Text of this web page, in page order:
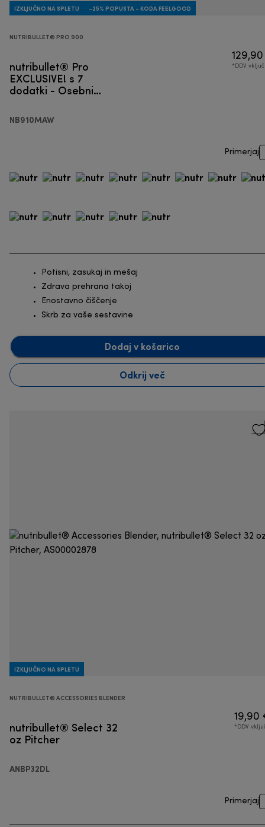
IZKLJUČNO NA SPLETU -25% POPUSTA - KODA FEELGOOD
NUTRIBULLET® PRO 900
nutribullet® Pro
EXCLUSIVE! s 7
dodatki - Osebni
NB910MAW
*DDV
Primerjaj
Potisni, zasukaj in mešaj
Zdrava prehrana takoj
Enostavno čiščenje
Skrb za vaše sestavine
Dodaj v košarico
Odkrij več
IZKLJUČNO NA SPLETU
NUTRIBULLET® ACCESSORIES BLENDER
nutribullet® Select 32
oz Pitcher
ANBP32DL
19,90
*DDV
Primerjaj